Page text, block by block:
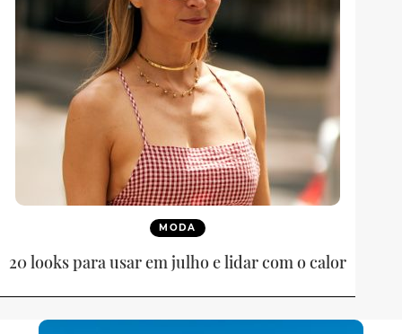
MODA
20 looks para usar em julho e lidar com o calor